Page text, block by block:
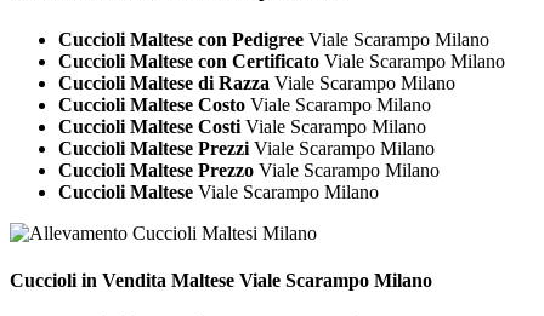
Cuccioli Maltese con Pedigree Viale Scarampo Milano
Cuccioli Maltese con Certificato Viale Scarampo Milano
Cuccioli Maltese di Razza Viale Scarampo Milano
Cuccioli Maltese Costo Viale Scarampo Milano
Cuccioli Maltese Costi Viale Scarampo Milano
Cuccioli Maltese Prezzi Viale Scarampo Milano
Cuccioli Maltese Prezzo Viale Scarampo Milano
Cuccioli Maltese Viale Scarampo Milano
Cuccioli in Vendita Maltese Viale Scarampo Milano